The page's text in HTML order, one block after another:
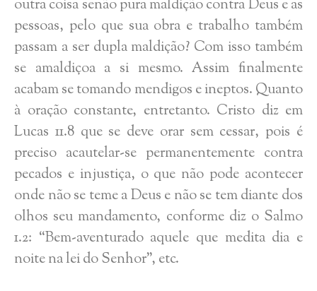
outra coisa senão pura maldição contra Deus e as
pessoas, pelo que sua obra e trabalho também
passam a ser dupla maldição? Com isso também
se amaldiçoa a si mesmo. Assim finalmente
acabam se tomando mendigos e ineptos. Quanto
à oração constante, entretanto. Cristo diz em
Lucas 11.8 que se deve orar sem cessar, pois é
preciso acautelar-se permanentemente contra
pecados e injustiça, o que não pode acontecer
onde não se teme a Deus e não se tem diante dos
olhos seu mandamento, conforme diz o Salmo
1.2: “Bem-aventurado aquele que medita dia e
noite na lei do Senhor”, etc.